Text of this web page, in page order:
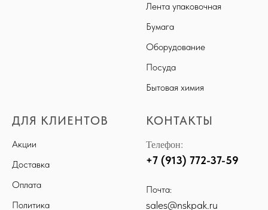
Лента упаковочная
Бумага
Оборудование
Посуда
Бытовая химия
ДЛЯ КЛИЕНТОВ
Акции
Доставка
Оплата
Политика
КОНТАКТЫ
Телефон:
+7 (913) 772-37-59
Почта:
sales@nskpak.ru